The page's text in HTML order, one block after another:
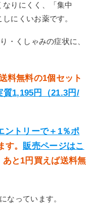
りにくく、「集中
にくいお薬です。
・くしゃみの症状に、
料無料の1個セット
質1,195円（21.3円/
ントリーで＋1％ポ
。 販売ページはこ
と1円買えば送料無
になっています。